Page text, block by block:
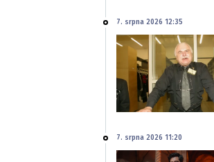
7. srpna 2026 12:35
7. srpna 2026 11:20